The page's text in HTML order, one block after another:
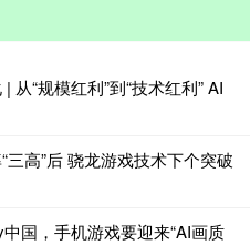
“规模红利”到“技术红利” AI
高”后 骁龙游戏技术下个突破
国，手机游戏要迎来“AI画质